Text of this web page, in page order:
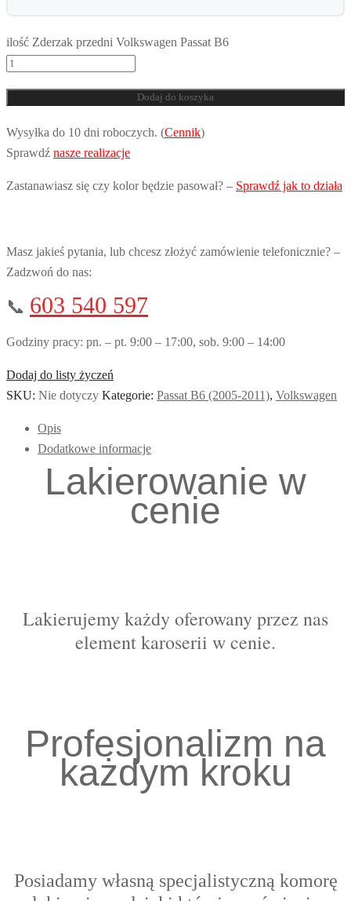
ilość Zderzak przedni Volkswagen Passat B6
Dodaj do koszyka
Wysyłka do 10 dni roboczych. (Cennik)
Sprawdź nasze realizacje
Zastanawiasz się czy kolor będzie pasował? – Sprawdź jak to działa
Masz jakieś pytania, lub chcesz złożyć zamówienie telefonicznie? –
Zadzwoń do nas:
📞 603 540 597
Godziny pracy: pn. – pt. 9:00 – 17:00, sob. 9:00 – 14:00
Dodaj do listy życzeń
SKU: Nie dotyczy Kategorie: Passat B6 (2005-2011), Volkswagen
Opis
Dodatkowe informacje
Lakierowanie w
cenie
Lakierujemy każdy oferowany przez nas
element karoserii w cenie.
Profesjonalizm na
każdym kroku
Posiadamy własną specjalistyczną komorę